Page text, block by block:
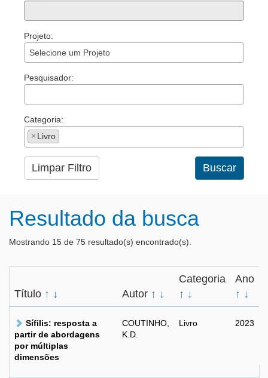
Projeto:
Selecione um Projeto
Pesquisador:
Categoria:
× Livro
Limpar Filtro Buscar
Resultado da busca
Mostrando 15 de 75 resultado(s) encontrado(s).
Título ↑ ↓ Autor ↑ ↓
Categoria
↑ ↓
Ano
↑ ↓
Sífilis: resposta a
partir de abordagens
por múltiplas
dimensões
COUTINHO,
K.D.
Livro 2023